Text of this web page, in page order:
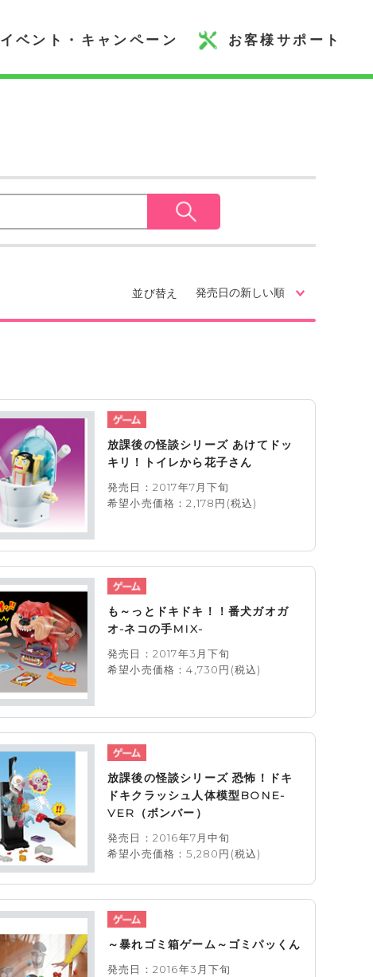
イベント・キャンペーン お客様サポート
並び替え
放課後の怪談シリーズ あけてドッ
キリ！トイレから花子さん
発売日：2017年7月下旬
希望小売価格：2,178円(税込)
も～っとドキドキ！！番犬ガオガ
オ-ネコの手MIX-
発売日：2017年3月下旬
希望小売価格：4,730円(税込)
放課後の怪談シリーズ 恐怖！ドキ
ドキクラッシュ人体模型BONE-
VER（ボンバー）
発売日：2016年7月中旬
希望小売価格：5,280円(税込)
～暴れゴミ箱ゲーム～ゴミパッくん
発売日：2016年3月下旬